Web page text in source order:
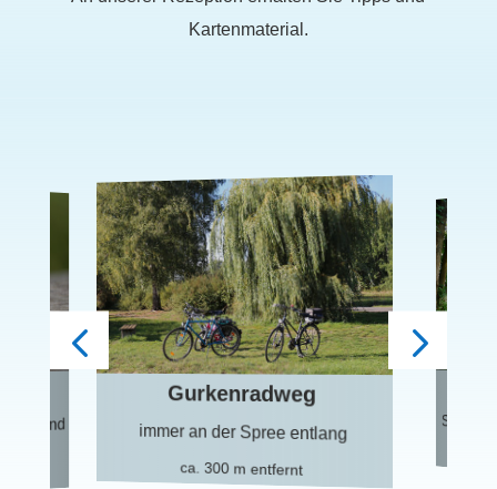
Kartenmaterial.
Gurkenradweg
immer an der Spree entlang
ca. 300 m entfernt
Spreewald-Museum,
ca. 10 km entfernt